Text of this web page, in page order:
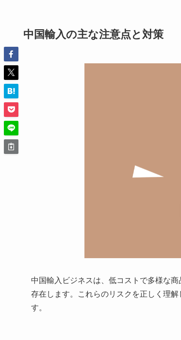
中国輸入の主な注意点と対策
中国輸入ビジネスは、低コストで多様な
存在します。これらのリスクを正しく理
す。